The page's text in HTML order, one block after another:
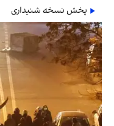
پخش نسخه شنیداری